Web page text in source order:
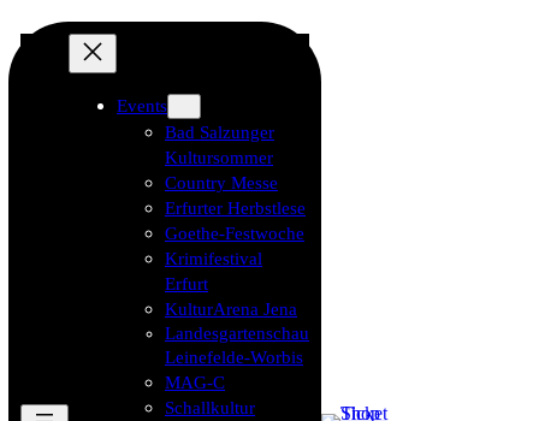
Events
Bad Salzunger
Kultursommer
Country Messe
Erfurter Herbstlese
Goethe-Festwoche
Krimifestival
Erfurt
KulturArena Jena
Landesgartenschau
Leinefelde-Worbis
MAG-C
Schallkultur